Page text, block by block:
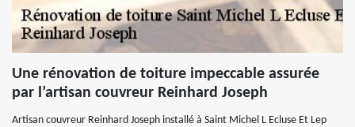
Une rénovation de toiture impeccable assurée
par l’artisan couvreur Reinhard Joseph
Artisan couvreur Reinhard Joseph installé à Saint Michel L Ecluse Et Lep